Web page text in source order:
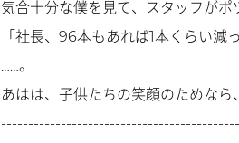
気合十分な僕を見て、スタッフがポ
「社長、96本もあれば1本くらい
……。
あはは、子供たちの笑顔のためなら